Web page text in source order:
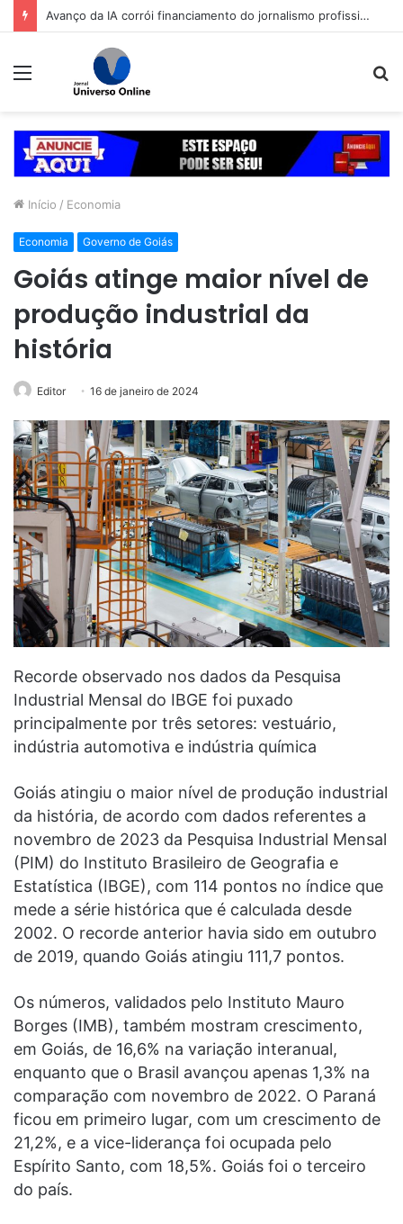
Avanço da IA corrói financiamento do jornalismo profissional no Brasil
Menu
Início / Economia
Economia Governo de Goiás
Goiás atinge maior nível de
produção industrial da
história
Editor 16 de janeiro de 2024
Recorde observado nos dados da Pesquisa
Industrial Mensal do IBGE foi puxado
principalmente por três setores: vestuário,
indústria automotiva e indústria química
Goiás atingiu o maior nível de produção industrial
da história, de acordo com dados referentes a
novembro de 2023 da Pesquisa Industrial Mensal
(PIM) do Instituto Brasileiro de Geografia e
Estatística (IBGE), com 114 pontos no índice que
mede a série histórica que é calculada desde
2002. O recorde anterior havia sido em outubro
de 2019, quando Goiás atingiu 111,7 pontos.
Os números, validados pelo Instituto Mauro
Borges (IMB), também mostram crescimento,
em Goiás, de 16,6% na variação interanual,
enquanto que o Brasil avançou apenas 1,3% na
comparação com novembro de 2022. O Paraná
ficou em primeiro lugar, com um crescimento de
21,2%, e a vice-liderança foi ocupada pelo
Espírito Santo, com 18,5%. Goiás foi o terceiro
do país.